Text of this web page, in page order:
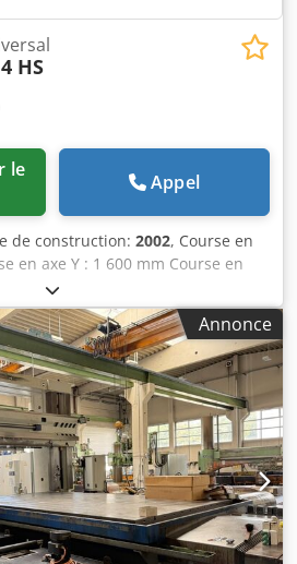
HS
Appel
de construction: 2002, Course en
en axe Y : 1 600 mm Course en
de la table (2 x) : 2 000 x
: TNC 430 B Vitesses de
Interface de broche : ISO 50
admissible de la table : 10 t
de fraisage : 28 kW Puissance
Aszrpnrjfxjkr Poids de la
: environ 6,5 x 3 x
: Heidenhain TNC 430 B
dispose de 6 axes pilotés : X/Y/Z,
et axes A et B (type Gabelkopf).
d’un système de refroidissement
d’outils automatique à 40 places,
Annonce